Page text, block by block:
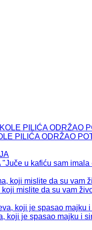
PILIĆA ODRŽAO
u kafiću sam
mislite da su vam
koji je spasao majku i